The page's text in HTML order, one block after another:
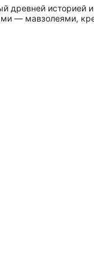
древней историей и
— мавзолеями,